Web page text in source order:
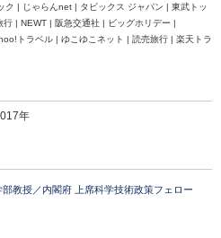
| じゃらんnet | タビックス ジャパン | 東武トッ
| NEWT | 阪急交通社 | ビッグホリデー |
トラベル | ゆこゆこネット | 読売旅行 | 楽天トラ
年
教授／内閣府 上席科学技術政策フェロー